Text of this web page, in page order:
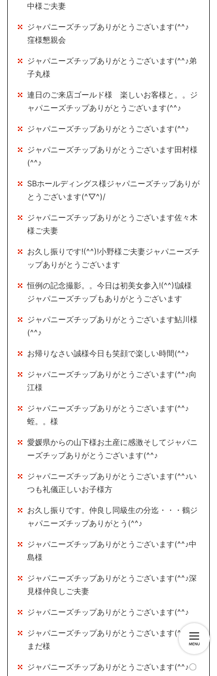
中様ご夫妻
ジャパニーズチップありがとうございます(^^♪
窪様懇親会
ジャパニーズチップありがとうございます(^^♪弟
子丸様
連日のご来店ゴールド様 楽しいお客様と。。ジ
ャパニーズチップありがとうございます(^^♪
ジャパニーズチップありがとうございます(^^♪
ジャパニーズチップありがとうございます田村様
(^^♪
SBホールディングス様ジャパニーズチップありが
とうございます(^▽^)/
ジャパニーズチップありがとうございます佐々木
様ご夫妻
お久し振りです!(^^)!小野様ご夫妻ジャパニーズチ
ップありがとうございます
恒例の記念撮影。。今日は初美女参入!(^^)!誠様
ジャパニーズチップもありがとうございます
ジャパニーズチップありがとうございます鮎川様
(^^♪
お帰りなさい誠様今日も笑顔で楽しい時間(^^♪
ジャパニーズチップありがとうございます(^^♪向
江様
ジャパニーズチップありがとうございます(^^♪
蛭。。様
愛媛県からの山下様お土産に感激そしてジャパニ
ーズチップありがとうございます(^^♪
ジャパニーズチップありがとうございます(^^♪い
つも礼儀正しいお子様方
お久し振りです。仲良し同級生の分迄・・・鶴ジ
ャパニーズチップありがとう(^^♪
ジャパニーズチップありがとうございます(^^♪中
島様
ジャパニーズチップありがとうございます(^^♪深
見様仲良しご夫妻
ジャパニーズチップありがとうございます(^^♪
ジャパニーズチップありがとうございます(^^♪は
まだ様
ジャパニーズチップありがとうございます(^^♪〇